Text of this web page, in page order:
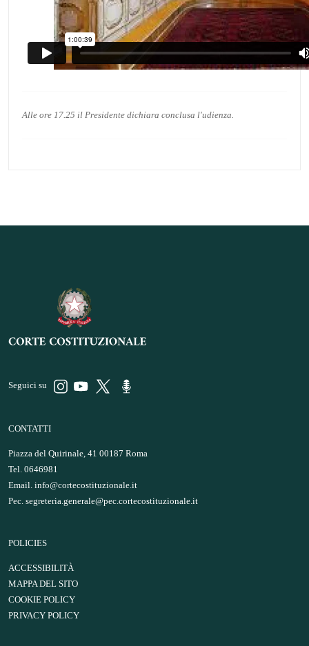
Alle ore 17.25 il Presidente dichiara conclusa l'udienza.
Seguici su
CONTATTI
Piazza del Quirinale, 41 00187 Roma
Tel. 0646981
Email. info@cortecostituzionale.it
Pec. segreteria.generale@pec.cortecostituzionale.it
POLICIES
ACCESSIBILITÀ
MAPPA DEL SITO
COOKIE POLICY
PRIVACY POLICY